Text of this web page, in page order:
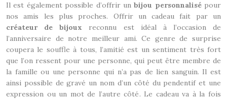
Il est également possible d’offrir unbijou personnalisé pour
nos amis les plus proches. Offrir un cadeau fait par un
créateur de bijoux reconnu est idéal à l’occasion de
l’anniversaire de notre meilleur ami. Ce genre de surprise
coupera le souffle à tous, l’amitié est un sentiment très fort
que l’on ressent pour une personne, qui peut être membre de
la famille ou une personne qui n’a pas de lien sanguin. Il est
ainsi possible de gravé un nom d’un côté du pendentif et une
expression ou un mot de l’autre côté. Le cadeau va à la fois